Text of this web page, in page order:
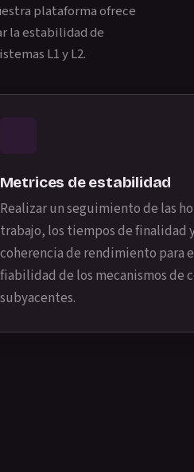
plataforma ofrece
la estabilidad de
L1 y L2.
Metrices de estabilidad
Realizar un seguimiento de las
trabajo, los tiempos de finalidad
coherencia de rendimiento para
fiabilidad de los mecanismos de
subyacentes.